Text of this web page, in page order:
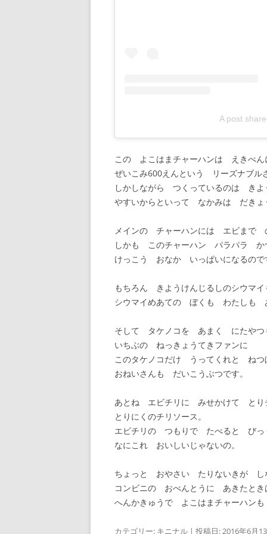
A post
この よこはまチャーハンは えきべ
ぜいこみ600えんという リーズナブル
しかしながら つくっているのは きよ
やすいからといって なかみは だきょ
メインの チャーハンには エビまで
しかも このチャーハン パラパラ
けっこう おなか いっぱいになるので
もちろん きようけんじるしのシウマ
シウマイめあての ぼくも わたしも
そして タケノコを あまく にたやつ
いちぶの ねっきょうてきファンに
このタケノコだけ うってくれと ね
おねいさんも だいこうぶつです。
あとね エビチリに みせかけて とり
とりにくのチリソース。
エビチリの つもりで たべると びっ
なにこれ おいしいじゃないの。
ちょっと おやさい たりないきが し
コンビニの おべんとうに あきたとき
へんかきゅうで よこはまチャーハン
カテゴリー: キニナル | 投稿日:2016年6月